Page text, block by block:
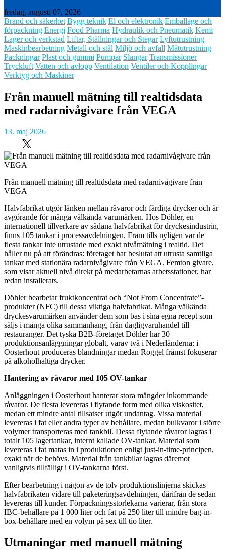
fredag, augusti 07, 2026
Brand och säkerhet Bygg teknik El och elektronik Emballage och
förpackning Energi Food Pharma Hydraulik och Pneumatik Kemi
Lager och verkstad Liftar, Ställningar och Stegar Lyftutrustning
Maskinbearbetning Metall och stål Miljö och avfall Mätutrustning
Packningar Plast och gummi Pumpar Slangar Transmissioner
Tryckluft Vatten och avlopp Ventilation Ventiler och Kopplingar
Verktyg och Maskiner
Från manuell mätning till realtidsdata
med radarnivågivare från VEGA
13. maj 2026
Från manuell mätning till realtidsdata med radarnivågivare från
VEGA
Halvfabrikat utgör länken mellan råvaror och färdiga drycker och är
avgörande för många välkända varumärken. Hos Döhler, en
internationell tillverkare av sådana halvfabrikat för dryckesindustrin,
finns 105 tankar i processavdelningen. Fram tills nyligen var de
flesta tankar inte utrustade med exakt nivåmätning i realtid. Det
håller nu på att förändras: företaget har beslutat att utrusta samtliga
tankar med stationära radarnivågivare från VEGA. Femton givare,
som visar aktuell nivå direkt på medarbetarnas arbetsstationer, har
redan installerats.
Döhler bearbetar fruktkoncentrat och “Not From Concentrate”-
produkter (NFC) till dessa viktiga halvfabrikat. Många välkända
dryckesvarumärken använder dem som bas i sina egna recept som
säljs i många olika sammanhang, från dagligvaruhandel till
restauranger. Det tyska B2B-företaget Döhler har 30
produktionsanläggningar globalt, varav två i Nederländerna: i
Oosterhout produceras blandningar medan Roggel främst fokuserar
på alkoholhaltiga drycker.
Hantering av råvaror med 105 OV-tankar
Anläggningen i Oosterhout hanterar stora mängder inkommande
råvaror. De flesta levereras i flytande form med olika viskositet,
medan ett mindre antal tillsatser utgör undantag. Vissa material
levereras i fat eller andra typer av behållare, medan bulkvaror i större
volymer transporteras med tankbil. Dessa flytande råvaror lagras i
totalt 105 lagertankar, internt kallade OV-tankar. Material som
levereras i fat matas in i produktionen enligt just-in-time-principen,
exakt när de behövs. Material från tankbilar lagras däremot
vanligtvis tillfälligt i OV-tankarna först.
Efter bearbetning i någon av de tolv produktionslinjerna skickas
halvfabrikaten vidare till paketeringsavdelningen, därifrån de sedan
levereras till kunder. Förpackningsstorlekarna varierar, från stora
IBC-behållare på 1 000 liter och fat på 250 liter till mindre bag-in-
box-behållare med en volym på sex till tio liter.
Utmaningar med manuell mätning